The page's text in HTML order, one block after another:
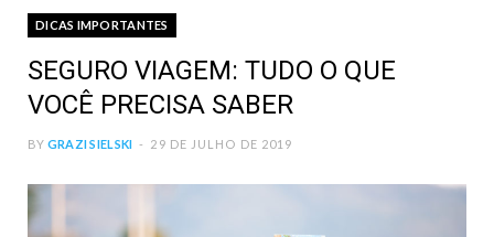
DICAS IMPORTANTES
SEGURO VIAGEM: TUDO O QUE
VOCÊ PRECISA SABER
BY GRAZI SIELSKI 29 DE JULHO DE 2019